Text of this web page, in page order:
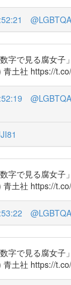
字で見る腐女
土社 https://
字で見る腐女
土社 https://
字で見る腐女
土社 https://